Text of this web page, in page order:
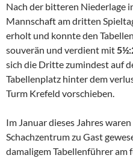
Nach der bitteren Niederlage
Mannschaft am dritten
erholt und konnte den
souverän und verdient mit
sich die Dritte zumindest auf
Tabellenplatz hinter dem
Turm Krefeld vorschieben.
Im Januar dieses Jahres
Schachzentrum zu Gast
damaligem Tabellenführer am